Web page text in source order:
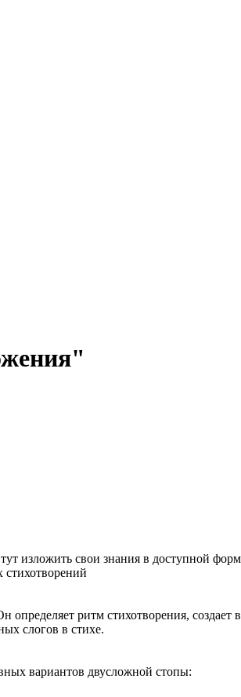
изложить свои знания в доступной
ритм стихотворения, создает
слогов в стихе.
вариантов двусложной стопы: